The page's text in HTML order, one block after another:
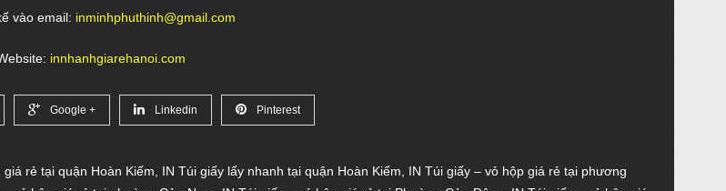
vào email: inminhphuthinh@gmail.com
innhanhgiarehanoi.com
Google + Linkedin Pinterest
rẻ tại quận Hoàn Kiếm, IN Túi giấy lấy nhanh tại quận Hoàn Kiếm, IN Túi giấy – vỏ hộp giá rẻ tại phương